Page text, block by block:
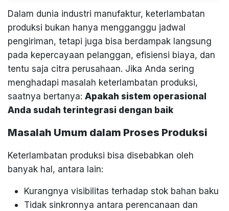
Dalam dunia industri manufaktur, keterlambatan
produksi bukan hanya mengganggu jadwal
pengiriman, tetapi juga bisa berdampak langsung
pada kepercayaan pelanggan, efisiensi biaya, dan
tentu saja citra perusahaan. Jika Anda sering
menghadapi masalah keterlambatan produksi,
saatnya bertanya: Apakah sistem operasional
Anda sudah terintegrasi dengan baik
Masalah Umum dalam Proses Produksi
Keterlambatan produksi bisa disebabkan oleh
banyak hal, antara lain:
Kurangnya visibilitas terhadap stok bahan baku
Tidak sinkronnya antara perencanaan dan